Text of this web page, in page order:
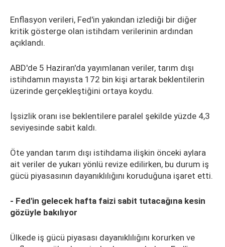
Enflasyon verileri, Fed'in yakından izlediği bir diğer
kritik gösterge olan istihdam verilerinin ardından
açıklandı.
ABD'de 5 Haziran'da yayımlanan veriler, tarım dışı
istihdamın mayısta 172 bin kişi artarak beklentilerin
üzerinde gerçekleştiğini ortaya koydu.
İşsizlik oranı ise beklentilere paralel şekilde yüzde 4,3
seviyesinde sabit kaldı.
Öte yandan tarım dışı istihdama ilişkin önceki aylara
ait veriler de yukarı yönlü revize edilirken, bu durum iş
gücü piyasasının dayanıklılığını koruduğuna işaret etti.
- Fed'in gelecek hafta faizi sabit tutacağına kesin
gözüyle bakılıyor
Ülkede iş gücü piyasası dayanıklılığını korurken ve